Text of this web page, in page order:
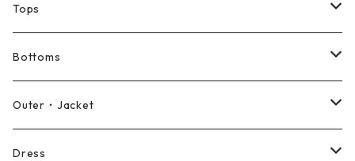
Tops
Shirt
Blouse
Cut and sewn
Bottoms
Pants
Shorts
Outer・Jacket
Coat
Dress